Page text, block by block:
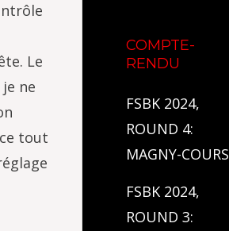
Le
ne
tout
COMPTE-
RENDU
FSBK 2024,
ROUND 4:
MAGNY-COURS
FSBK 2024,
ROUND 3: